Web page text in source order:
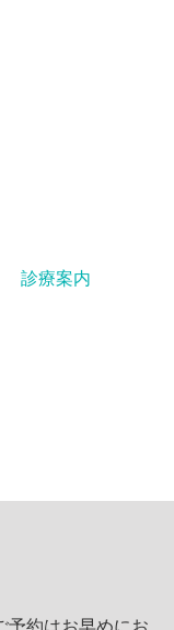
診療案内
予約はお早めにお